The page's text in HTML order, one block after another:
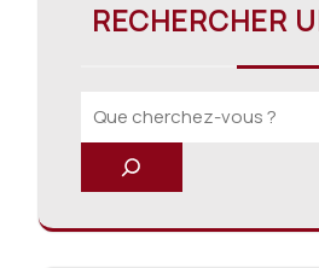
RECHERCHER